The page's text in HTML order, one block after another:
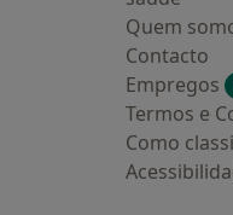
Quem
Contacto
Empregos
Termos e
Como